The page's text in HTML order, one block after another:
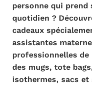
personne qui
quotidien ?
cadeaux
assistantes
professionnelles
des mugs, tote
isothermes, sacs et